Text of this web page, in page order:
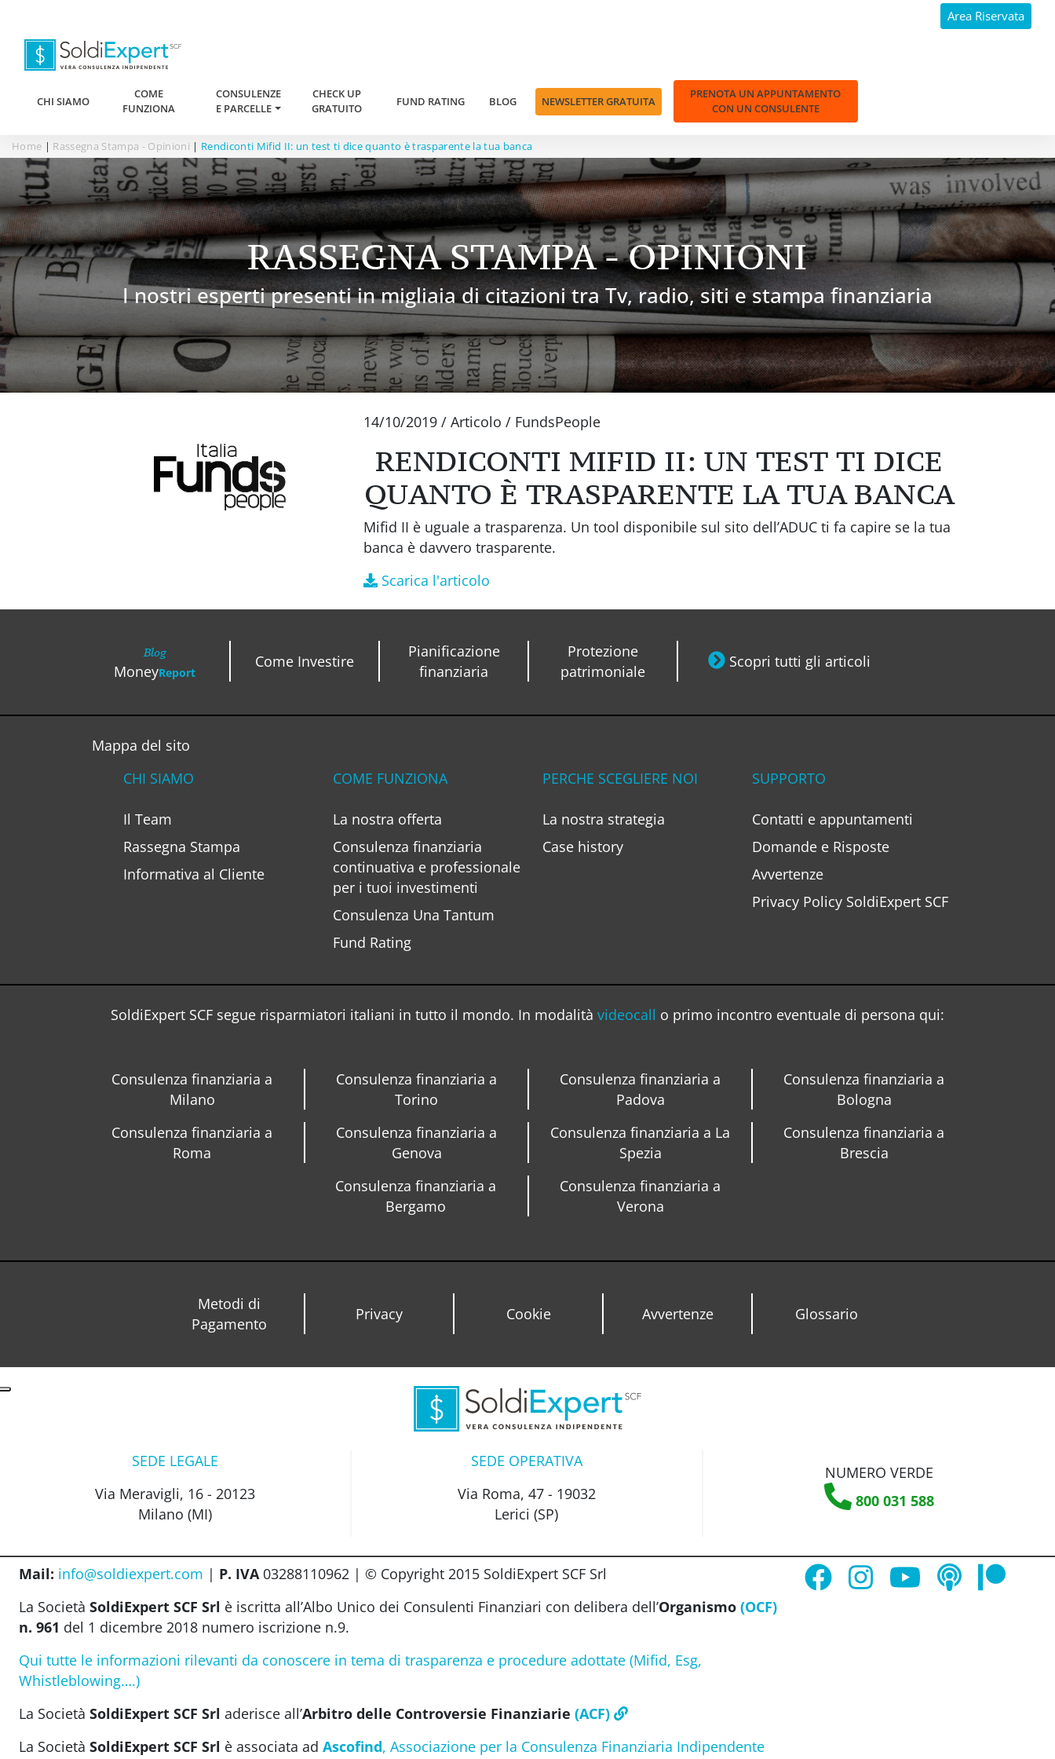
Area Riservata
CHI SIAMO
COME
FUNZIONA
CONSULENZE
E PARCELLE
CHECK UP
GRATUITO
FUND RATING BLOG NEWSLETTER GRATUITA
PRENOTA UN APPUNTAMENTO
CON UN CONSULENTE
Home | Rassegna Stampa - Opinioni | Rendiconti Mifid II: un test ti dice quanto è trasparente la tua banca
RASSEGNA STAMPA - OPINIONI
I nostri esperti presenti in migliaia di citazioni tra Tv, radio, siti e stampa finanziaria
14/10/2019 / Articolo / FundsPeople
RENDICONTI MIFID II: UN TEST TI DICE
QUANTO È TRASPARENTE LA TUA BANCA
Mifid II è uguale a trasparenza. Un tool disponibile sul sito dell’ADUC ti fa capire se la tua
banca è davvero trasparente.
Scarica l'articolo
Blog
MoneyReport
Come Investire
Pianificazione
finanziaria
Protezione
patrimoniale
Scopri tutti gli articoli
Mappa del sito
CHI SIAMO
Il Team
Rassegna Stampa
Informativa al Cliente
COME FUNZIONA
La nostra offerta
Consulenza finanziaria
continuativa e professionale
per i tuoi investimenti
Consulenza Una Tantum
Fund Rating
PERCHE SCEGLIERE NOI
La nostra strategia
Case history
SUPPORTO
Contatti e appuntamenti
Domande e Risposte
Avvertenze
Privacy Policy SoldiExpert SCF
SoldiExpert SCF segue risparmiatori italiani in tutto il mondo. In modalità videocall o primo incontro eventuale di persona qui:
Consulenza finanziaria a
Milano
Consulenza finanziaria a
Torino
Consulenza finanziaria a
Padova
Consulenza finanziaria a
Bologna
Consulenza finanziaria a
Roma
Consulenza finanziaria a
Genova
Consulenza finanziaria a La
Spezia
Consulenza finanziaria a
Brescia
Consulenza finanziaria a
Bergamo
Consulenza finanziaria a
Verona
Metodi di
Pagamento
Privacy Cookie Avvertenze Glossario
SEDE LEGALE
Via Meravigli, 16 - 20123
Milano (MI)
SEDE OPERATIVA
Via Roma, 47 - 19032
Lerici (SP)
NUMERO VERDE
800 031 588
Mail: info@soldiexpert.com | P. IVA 03288110962 | © Copyright 2015 SoldiExpert SCF Srl
La Società SoldiExpert SCF Srl è iscritta all’Albo Unico dei Consulenti Finanziari con delibera dell’Organismo (OCF)
n. 961 del 1 dicembre 2018 numero iscrizione n.9.
Qui tutte le informazioni rilevanti da conoscere in tema di trasparenza e procedure adottate (Mifid, Esg,
Whistleblowing….)
La Società SoldiExpert SCF Srl aderisce all’Arbitro delle Controversie Finanziarie (ACF)
La Società SoldiExpert SCF Srl è associata ad Ascofind, Associazione per la Consulenza Finanziaria Indipendente